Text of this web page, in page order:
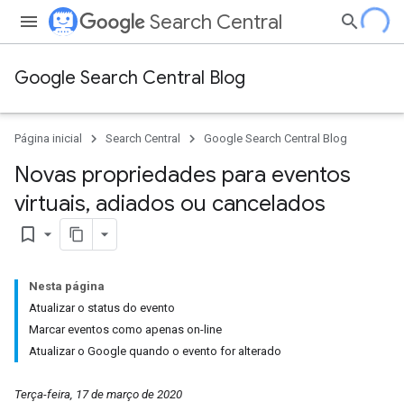
Search Central
Google Search Central Blog
Página inicial Search Central Google Search Central Blog
Novas propriedades para eventos
virtuais, adiados ou cancelados
bookmark_border
Nesta página
Atualizar o status do evento
Marcar eventos como apenas on-line
Atualizar o Google quando o evento for alterado
Terça-feira, 17 de março de 2020